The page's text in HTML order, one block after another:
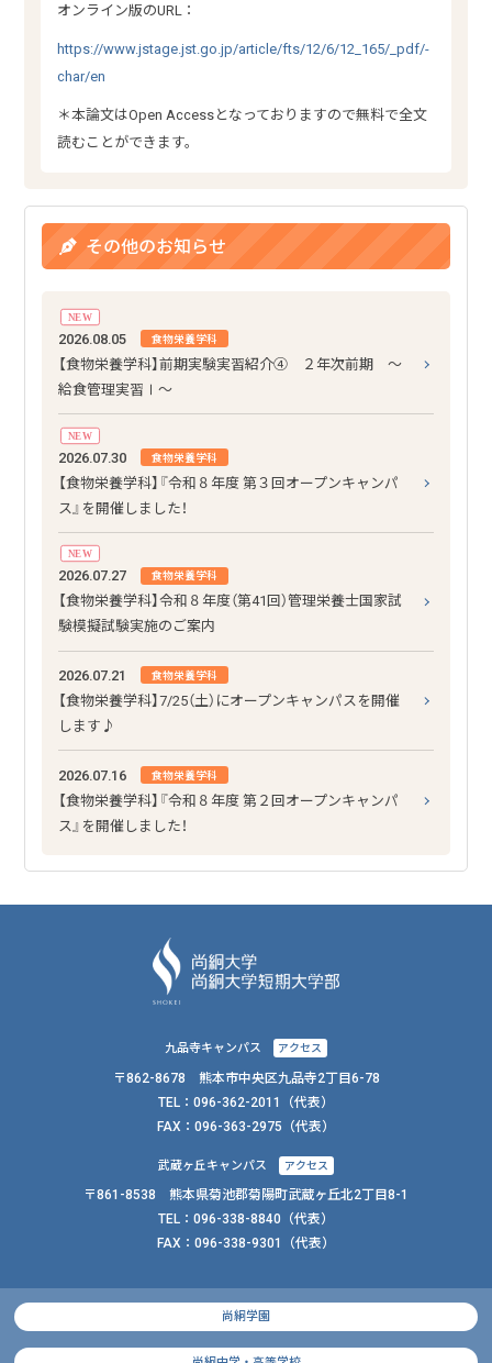
オンライン版のURL：
https://www.jstage.jst.go.jp/article/fts/12/6/12_165/_pdf/-
char/en
＊本論文はOpen Accessとなっておりますので無料で全文
読むことができます。
その他のお知らせ
NEW
2026.08.05 食物栄養学科
【食物栄養学科】前期実験実習紹介④ ２年次前期 ～
給食管理実習Ⅰ～
NEW
2026.07.30 食物栄養学科
【食物栄養学科】『令和８年度 第３回オープンキャンパ
ス』を開催しました！
NEW
2026.07.27 食物栄養学科
【食物栄養学科】令和８年度（第41回）管理栄養士国家試
験模擬試験実施のご案内
2026.07.21 食物栄養学科
【食物栄養学科】7/25（土）にオープンキャンパスを開催
します♪
2026.07.16 食物栄養学科
【食物栄養学科】『令和８年度 第２回オープンキャンパ
ス』を開催しました！
九品寺キャンパス アクセス
〒862-8678 熊本市中央区九品寺2丁目6-78
TEL： 096-362-2011
（代表）
FAX： 096-363-2975（代表）
武蔵ヶ丘キャンパス アクセス
〒861-8538 熊本県菊池郡菊陽町武蔵ヶ丘北2丁目8-1
TEL： 096-338-8840 （代表）
FAX： 096-338-9301（代表）
尚絅学園